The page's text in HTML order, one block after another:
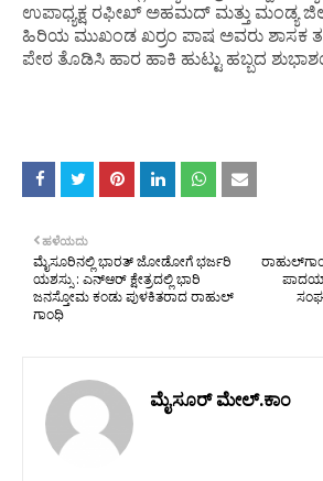
ಉಪಾಧ್ಯಕ್ಷ ರಫೀಖ್ ಅಹಮದ್ ಮತ್ತು ಮಂಡ್ಯ
ಹಿರಿಯ ಮುಖಂಡ ಖರ‍್ರಂ ಪಾಷ ಅವರು ಶಾಸಕ
ಪೇಠ ತೊಡಿಸಿ ಹಾರ ಹಾಕಿ ಹುಟ್ಟು ಹಬ್ಬದ
ಹಳೆಯದು
ಮೈಸೂರಿನಲ್ಲಿ ಭಾರತ್ ಜೋಡೋಗೆ ಭರ್ಜರಿ
ಯಶಸ್ಸು : ಎನ್‌ಆರ್ ಕ್ಷೇತ್ರದಲ್ಲಿ ಭಾರಿ
ಜನಸ್ತೋಮ ಕಂಡು ಪುಳಕಿತರಾದ ರಾಹುಲ್
ಗಾಂಧಿ
ಮೈಸೂರ್ ಮೇಲ್.ಕಾಂ